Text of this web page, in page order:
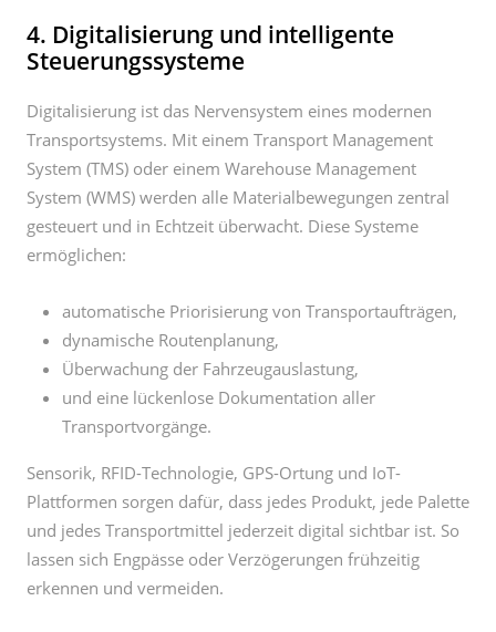
Digitalisierung ist das Nervensystem eines modernen
Transportsystems. Mit einem Transport Management
System (WMS) werden alle Materialbewegungen zentral
gesteuert und in Echtzeit überwacht. Diese Systeme
ermöglichen:
automatische Priorisierung von Transportaufträgen,
dynamische Routenplanung,
und eine lückenlose Dokumentation aller
Transportvorgänge.
Sensorik, RFID-Technologie, GPS-Ortung und IoT-
Plattformen sorgen dafür, dass jedes Produkt, jede Palette
lassen sich Engpässe oder Verzögerungen frühzeitig
erkennen und vermeiden.
Darüber hinaus liefern die Systeme wertvolle Daten für
die kontinuierliche Prozessverbesserung (KVP): Mit Hilfe